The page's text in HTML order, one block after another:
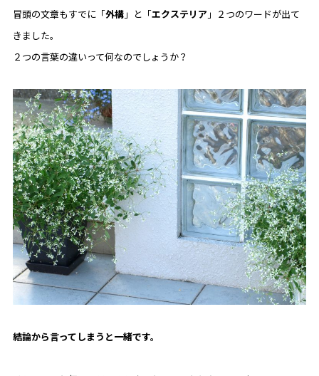
冒頭の文章もすでに「外構」と「エクステリア」２つのワードが出て
きました。
２つの言葉の違いって何なのでしょうか？
結論から言ってしまうと一緒です。